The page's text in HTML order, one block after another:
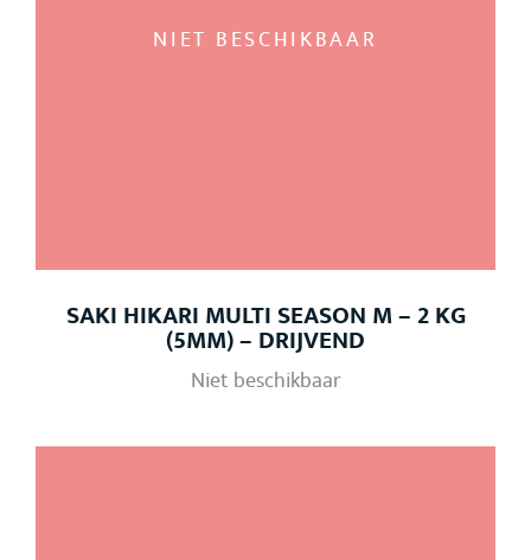
NIET BESCHIKBAAR
SAKI HIKARI MULTI SEASON M – 2 KG
(5MM) – DRIJVEND
Niet beschikbaar